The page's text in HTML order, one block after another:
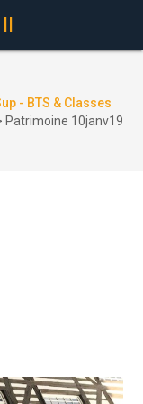
- BTS & Classes
Patrimoine 10janv19